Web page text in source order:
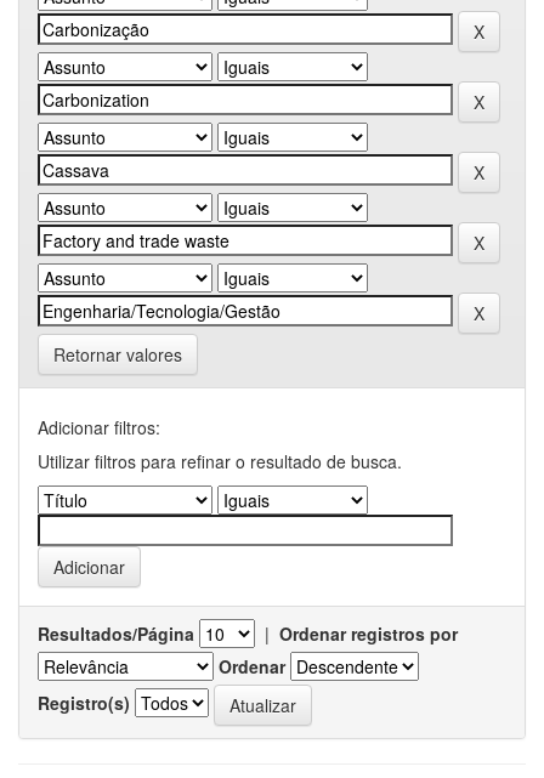
Retornar valores
Adicionar filtros:
Utilizar filtros para refinar o resultado de busca.
Resultados/Página | Ordenar registros por
Ordenar
Registro(s)